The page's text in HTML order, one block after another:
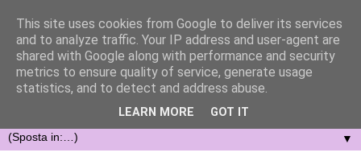
▼
This site uses cookies from Google to deliver its services
and to analyze traffic. Your IP address and user-agent are
shared with Google along with performance and security
metrics to ensure quality of service, generate usage
statistics, and to detect and address abuse.
LEARN MORE GOT IT